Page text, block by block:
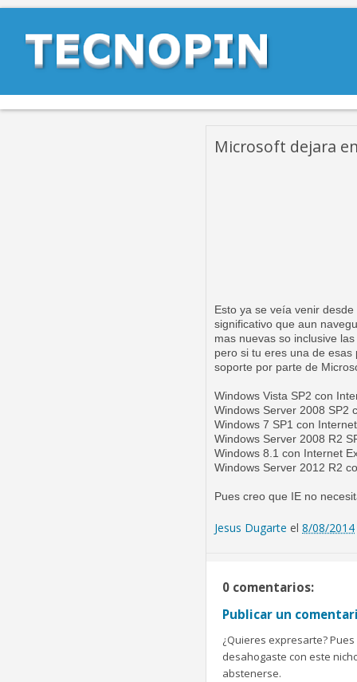
Microsoft dejara
Esto ya se veía venir
significativo que aun
mas nuevas so inclusive
pero si tu eres una de
soporte por parte de
Windows Vista SP2 con
Windows Server 2008 SP2
Windows 7 SP1 con
Windows Server 2008 R2
Windows 8.1 con Internet
Windows Server 2012 R2
Pues creo que IE no
Jesus Dugarte el 8/08/2014
0 comentarios:
Publicar un
¿Quieres expresarte?
desahogaste con este
abstenerse.